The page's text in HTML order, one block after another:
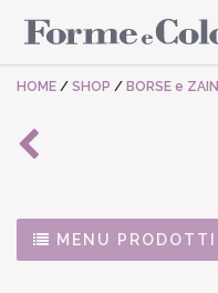
HOME / SHOP / BORSE e ZAINI
MENU PRODOTTI